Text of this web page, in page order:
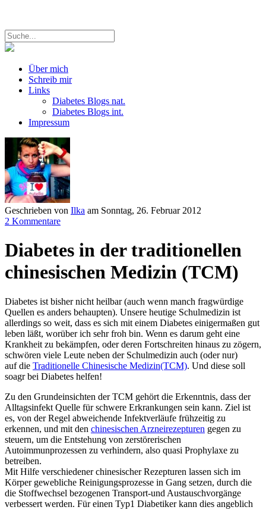
Über mich
Schreib mir
Links
Diabetes Blogs nat.
Diabetes Blogs int.
Impressum
Geschrieben von Ilka am Sonntag, 26. Februar 2012
2 Kommentare
Diabetes in der traditionellen
chinesischen Medizin (TCM)
Diabetes ist bisher nicht heilbar (auch wenn manch fragwürdige
Quellen es anders behaupten). Unsere heutige Schulmedizin ist
allerdings so weit, dass es sich mit einem Diabetes einigermaßen gut
leben läßt, worüber ich sehr froh bin. Wenn es darum geht eine
Krankheit zu bekämpfen, oder deren Fortschreiten hinaus zu zögern,
schwören viele Leute neben der Schulmedizin auch (oder nur)
auf die Traditionelle Chinesische Medizin(TCM). Und diese soll
soagr bei Diabetes helfen!
Zu den Grundeinsichten der TCM gehört die Erkenntnis, dass der
Alltagsinfekt Quelle für schwere Erkrankungen sein kann. Ziel ist
es, von der Regel abweichende Infektverläufe frühzeitig zu
erkennen, und mit den chinesischen Arzneirezepturen gegen zu
steuern, um die Entstehung von zerstörerischen
Autoimmunprozessen zu verhindern, also quasi Prophylaxe zu
betreiben.
Mit Hilfe verschiedener chinesischer Rezepturen lassen sich im
Körper gewebliche Reinigungsprozesse in Gang setzen, durch die
die Stoffwechsel bezogenen Transport-und Austauschvorgänge
verbessert werden. Für einen Typ1 Diabetiker kann dies angeblich